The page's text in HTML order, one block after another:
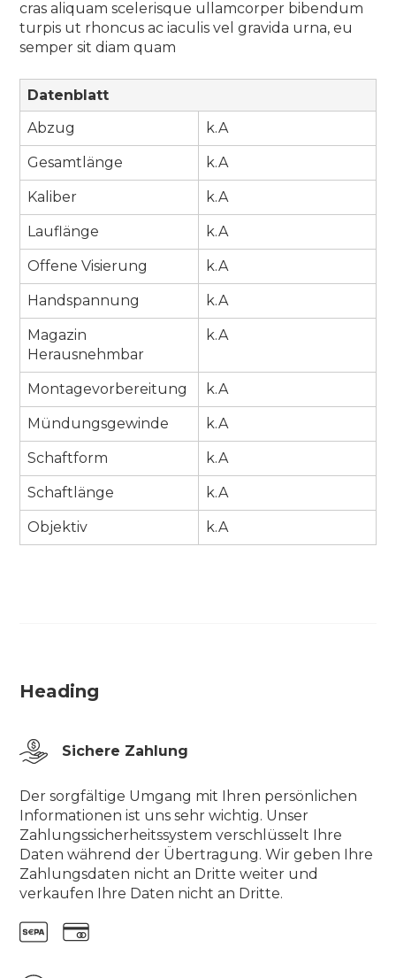
cras aliquam scelerisque ullamcorper bibendum
turpis ut rhoncus ac iaculis vel gravida urna, eu
semper sit diam quam
Datenblatt
Abzug
k.A
Gesamtlänge k.A
Kaliber k.A
Lauflänge k.A
Offene Visierung k.A
Handspannung k.A
Magazin
Herausnehmbar
k.A
Montagevorbereitung k.A
Mündungsgewinde k.A
Schaftform k.A
Schaftlänge k.A
Objektiv k.A
Heading
Sichere Zahlung
Der sorgfältige Umgang mit Ihren persönlichen
Informationen ist uns sehr wichtig. Unser
Zahlungssicherheitssystem verschlüsselt Ihre
Daten während der Übertragung. Wir geben Ihre
Zahlungsdaten nicht an Dritte weiter und
verkaufen Ihre Daten nicht an Dritte.